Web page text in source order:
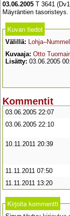
03.06.2005 T 3641
Mäyräntien tasoristeys.
Kuvan tiedot
Välillä:
Kuvaaja: Otto
Lisätty: 03.06.2005
Kommentit
03.06.2005 22:07
03.06.2005 22:10
10.11.2011 20:39
11.11.2011 07:50
11.11.2011 13:20
Kirjoita kommentti